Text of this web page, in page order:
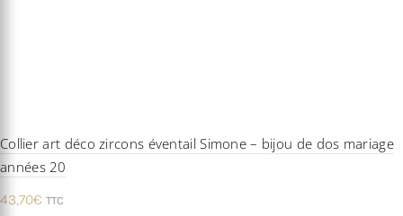
Collier art déco zircons éventail Simone – bijou de dos mariage
années 20
43,70€ TTC